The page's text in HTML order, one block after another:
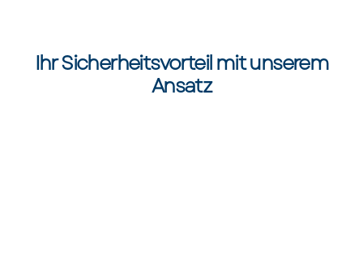
Ihr Sicherheitsvorteil mit unserem
Ansatz